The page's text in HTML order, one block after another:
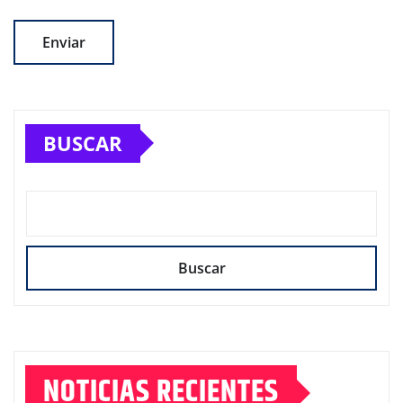
BUSCAR
Buscar
NOTICIAS RECIENTES